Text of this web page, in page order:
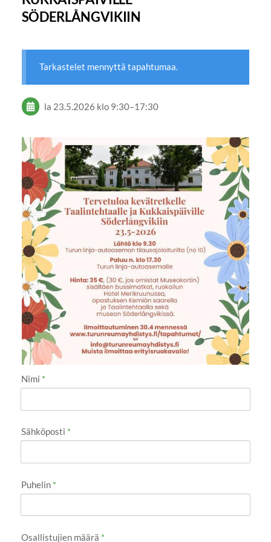
SÖDERLÅNGVIKIIN
Tarkastelet mennyttä tapahtumaa.
la 23.5.2026 klo 9:30–17:30
Nimi *
Sähköposti *
Puhelin *
Osallistujien määrä *